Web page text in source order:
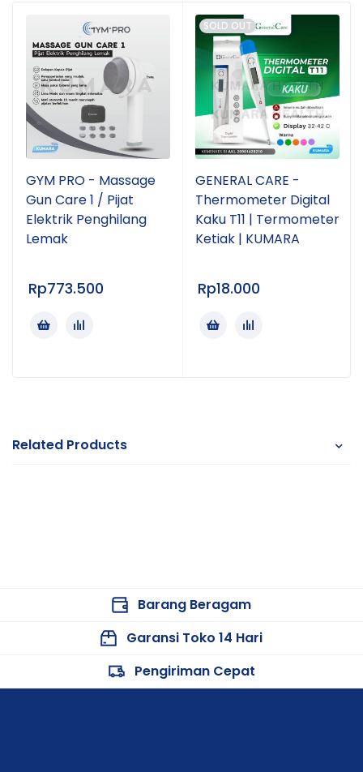
GYM PRO - Massage
Gun Care 1 / Pijat
Elektrik Penghilang
Lemak
Rp773.500
SOLD OUT
GENERAL CARE -
Thermometer Digital
Kaku T11 | Termometer
Ketiak | KUMARA
Rp18.000
Related Products
Barang Beragam
Garansi Toko 14 Hari
Pengiriman Cepat